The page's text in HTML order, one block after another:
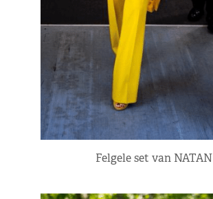
Felgele set van NATAN